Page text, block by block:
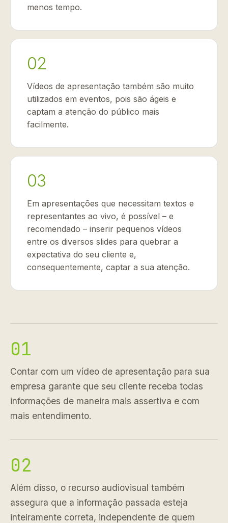
menos tempo.
02
Vídeos de apresentação também são muito
utilizados em eventos, pois são ágeis e
captam a atenção do público mais
facilmente.
03
Em apresentações que necessitam textos e
representantes ao vivo, é possível – e
recomendado – inserir pequenos vídeos
entre os diversos slides para quebrar a
expectativa do seu cliente e,
consequentemente, captar a sua atenção.
01
Contar com um vídeo de apresentação para sua
empresa garante que seu cliente receba todas
informações de maneira mais assertiva e com
mais entendimento.
02
Além disso, o recurso audiovisual também
assegura que a informação passada esteja
inteiramente correta, independente de quem